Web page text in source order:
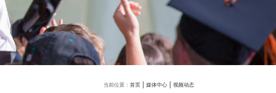
当前位置： 首页 媒体中心 视频动态